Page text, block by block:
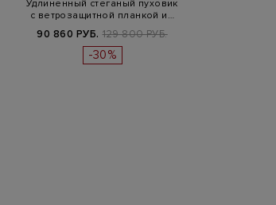
Удлиненный стеганый пуховик
с ветрозащитной планкой и…
90 860 РУБ. 129 800 РУБ.
-30%